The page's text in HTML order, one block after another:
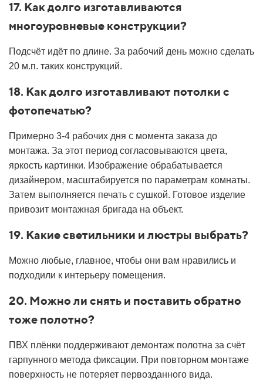
17. Как долго изготавливаются
многоуровневые конструкции?
Подсчёт идёт по длине. За рабочий день можно сделать
20 м.п. таких конструкций.
18. Как долго изготавливают потолки с
фотопечатью?
Примерно 3-4 рабочих дня с момента заказа до
монтажа. За этот период согласовываются цвета,
яркость картинки. Изображение обрабатывается
дизайнером, масштабируется по параметрам комнаты.
Затем выполняется печать с сушкой. Готовое изделие
привозит монтажная бригада на объект.
19. Какие светильники и люстры выбрать?
Можно любые, главное, чтобы они вам нравились и
подходили к интерьеру помещения.
20. Можно ли снять и поставить обратно
тоже полотно?
ПВХ плёнки поддерживают демонтаж полотна за счёт
гарпунного метода фиксации. При повторном монтаже
поверхность не потеряет первозданного вида.